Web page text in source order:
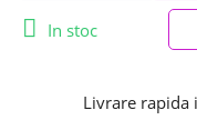
 In stoc
Livrare rapida